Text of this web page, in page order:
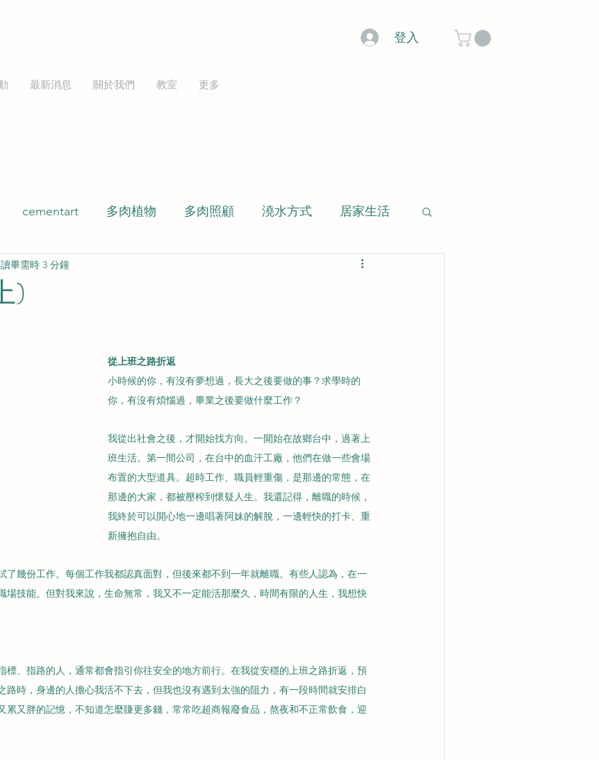
登入
最新消息 關於我們 教室 更多
cementart 多肉植物 多肉照顧 澆水方式 居家生活
盆栽 水泥盆
)
讀畢需時 3 分鐘
從上班之路折返
小時候的你，有沒有夢想過，長大之後要做的事？求學時的
你，有沒有煩惱過，畢業之後要做什麼工作？
我從出社會之後，才開始找方向。一開始在故鄉台中，過著上
班生活。第一間公司，在台中的血汗工廠，他們在做一些會場
布置的大型道具。超時工作、職員輕重傷，是那邊的常態，在
那邊的大家，都被壓榨到懷疑人生。我還記得，離職的時候，
我終於可以開心地一邊唱著阿妹的解脫，一邊輕快的打卡、重
新擁抱自由。
了幾份工作。每個工作我都認真面對，但後來都不到一年就離職。有些人認為，在一
場技能。但對我來說，生命無常，我又不一定能活那麼久，時間有限的人生，我想快
標、指路的人，通常都會指引你往安全的地方前行。在我從安穩的上班之路折返，預
路時，身邊的人擔心我活不下去，但我也沒有遇到太強的阻力，有一段時間就安排白
累又胖的記憶，不知道怎麼賺更多錢，常常吃超商報廢食品，熬夜和不正常飲食，迎